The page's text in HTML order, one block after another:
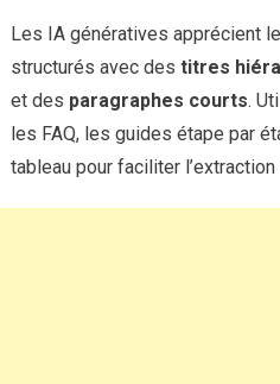
Les IA génératives apprécient
structurés avec des titres
et des paragraphes courts.
les FAQ, les guides étape par
tableau pour faciliter l’extraction